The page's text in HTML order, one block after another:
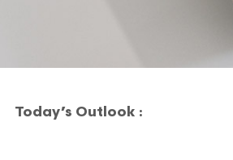
Today’s Outlook :